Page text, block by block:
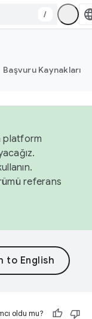
/
Başvuru Kaynakları
platform
referans
oldu mu?